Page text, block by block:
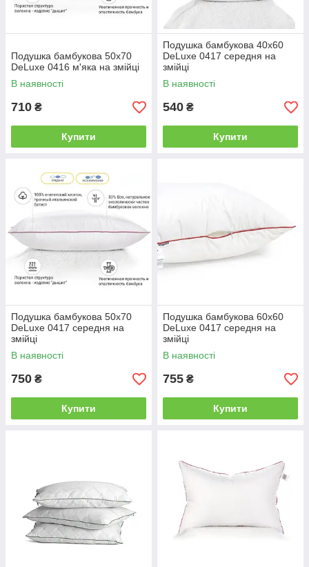
Подушка бамбукова 50х70
DeLuxe 0416 м'яка на змійці
В наявності
710 ₴
Купити
Подушка бамбукова 40х60
DeLuxe 0417 середня на
змійці
В наявності
540 ₴
Купити
Подушка бамбукова 50х70
DeLuxe 0417 середня на
змійці
В наявності
750 ₴
Купити
Подушка бамбукова 60х60
DeLuxe 0417 середня на
змійці
В наявності
755 ₴
Купити